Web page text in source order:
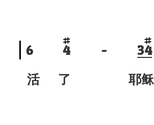
6 4 - 34
活 了 耶稣